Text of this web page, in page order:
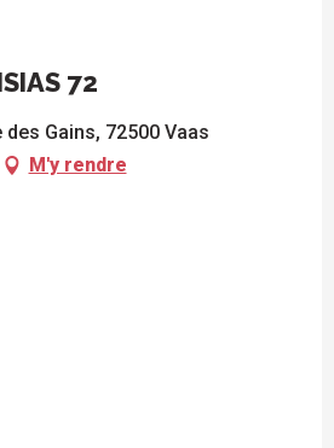
72
des Gains, 72500 Vaas
M'y rendre